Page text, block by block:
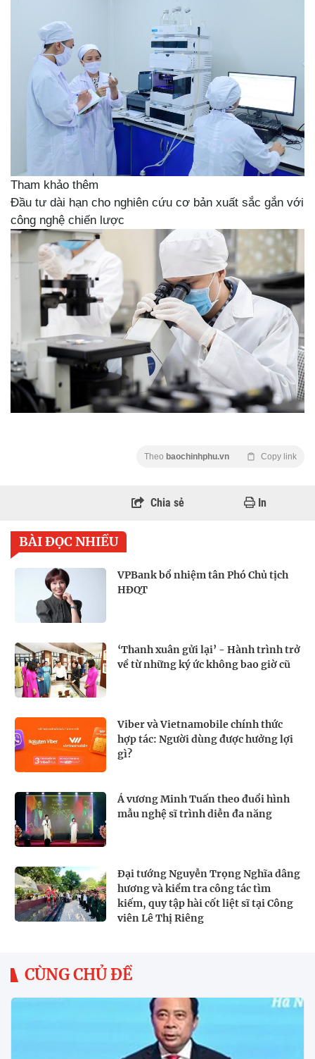
Tham khảo thêm
Đầu tư dài hạn cho nghiên cứu cơ bản xuất sắc gắn với
công nghệ chiến lược
Theo baochinhphu.vn Copy link
Chia sẻ In
BÀI ĐỌC NHIỀU
VPBank bổ nhiệm tân Phó Chủ tịch
HĐQT
‘Thanh xuân gửi lại’ - Hành trình trở
về từ những ký ức không bao giờ cũ
Viber và Vietnamobile chính thức
hợp tác: Người dùng được hưởng lợi
gì?
Á vương Minh Tuấn theo đuổi hình
mẫu nghệ sĩ trình diễn đa năng
Đại tướng Nguyễn Trọng Nghĩa dâng
hương và kiểm tra công tác tìm
kiếm, quy tập hài cốt liệt sĩ tại Công
viên Lê Thị Riêng
CÙNG CHỦ ĐỀ